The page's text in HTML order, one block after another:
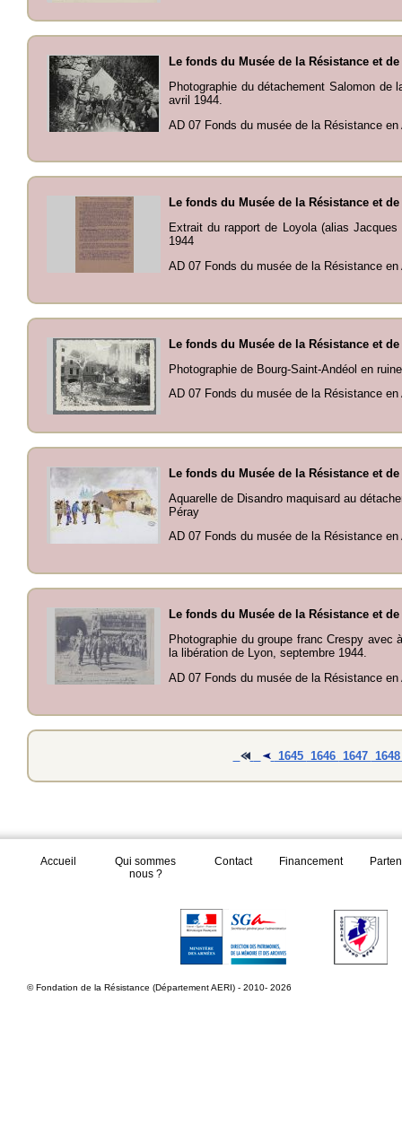
Le fonds du Musée de la Résistance et
Photographie du détachement Salomon
avril 1944.
AD 07 Fonds du musée de la Résistance en
Le fonds du Musée de la Résistance et
Extrait du rapport de Loyola (alias
1944
AD 07 Fonds du musée de la Résistance en
Le fonds du Musée de la Résistance et
Photographie de Bourg-Saint-Andéol en
AD 07 Fonds du musée de la Résistance en
Le fonds du Musée de la Résistance et
Aquarelle de Disandro maquisard au
Péray
AD 07 Fonds du musée de la Résistance en
Le fonds du Musée de la Résistance et
Photographie du groupe franc Crespy
la libération de Lyon, septembre 1944.
AD 07 Fonds du musée de la Résistance en
1645 1646 1647
Accueil
Qui sommes
nous ?
Contact Financement
© Fondation de la Résistance (Département AERI) - 2010- 2026